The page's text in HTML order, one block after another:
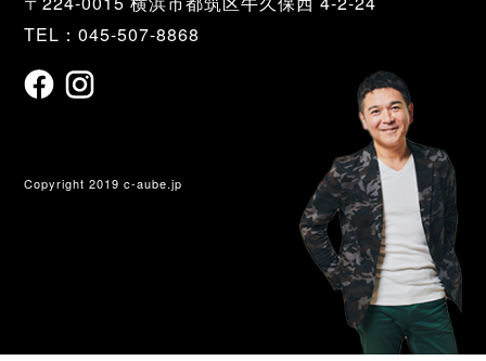
TEL：045-507-8868
Copyright 2019 c-aube.jp